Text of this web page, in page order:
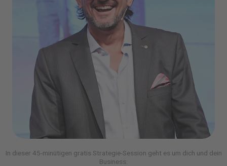
In dieser 45-minütigen gratis Strategie-Session geht es um dich und dein
Business: